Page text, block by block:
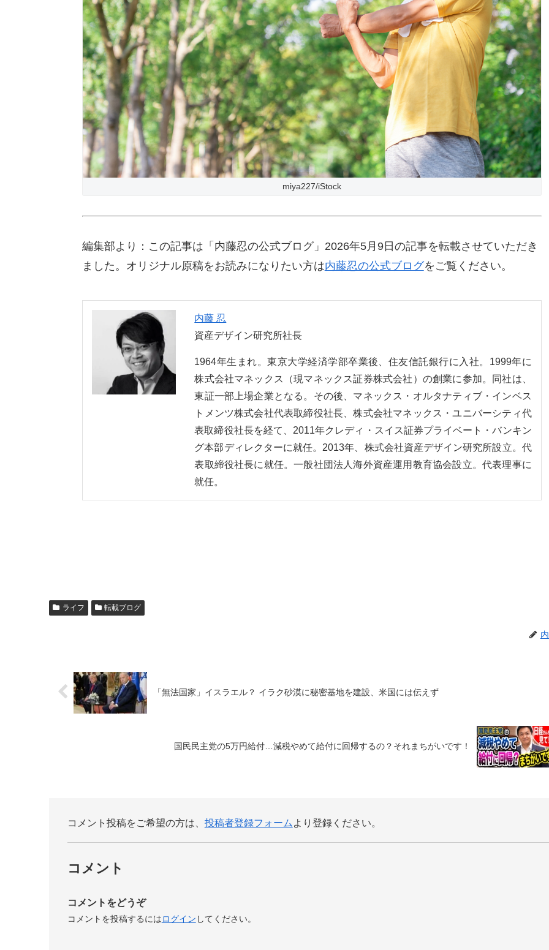
miya227/iStock
編集部より：この記事は「内藤忍の公式ブログ」2026年5月9日の記事を転載させていただき
ました。オリジナル原稿をお読みになりたい方は内藤忍の公式ブログをご覧ください。
内藤 忍
資産デザイン研究所社長
1964年生まれ。東京大学経済学部卒業後、住友信託銀行に入社。1999年に
株式会社マネックス（現マネックス証券株式会社）の創業に参加。同社は、
東証一部上場企業となる。その後、マネックス・オルタナティブ・インベス
トメンツ株式会社代表取締役社長、株式会社マネックス・ユニバーシティ代
表取締役社長を経て、2011年クレディ・スイス証券プライベート・バンキン
グ本部ディレクターに就任。2013年、株式会社資産デザイン研究所設立。代
表取締役社長に就任。一般社団法人海外資産運用教育協会設立。代表理事に
就任。
ライフ 転載ブログ
「無法国家」イスラエル？ イラク砂漠に秘密基地を建設、米国には伝えず
国民民主党の5万円給付…減税やめて給付に回帰するの？それまちがいです！
コメント投稿をご希望の方は、 投稿者登録フォーム より登録ください。
コメント
コメントをどうぞ
コメントを投稿するにはログイン してください。